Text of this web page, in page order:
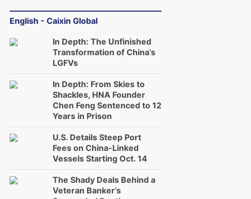
HYROX的吸金 马航飞行员跨国走私7万
English - Caixin Global
In Depth: The Unfinished
Transformation of China’s
LGFVs
In Depth: From Skies to
Shackles, HNA Founder
Chen Feng Sentenced to 12
Years in Prison
U.S. Details Steep Port
Fees on China-Linked
Vessels Starting Oct. 14
The Shady Deals Behind a
Veteran Banker’s